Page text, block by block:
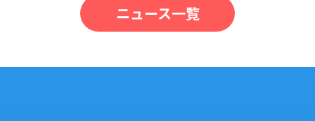
ニュース一覧